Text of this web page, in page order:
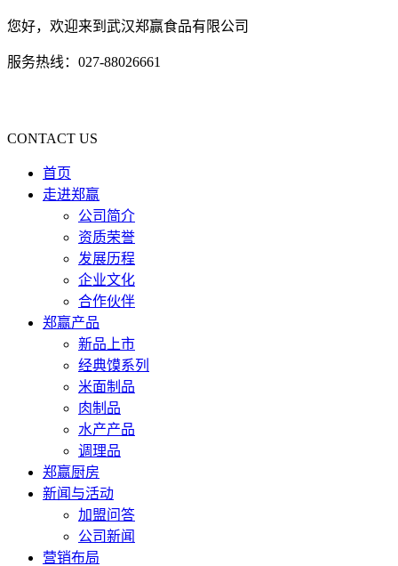
您好，欢迎来到武汉郑赢食品有限公司
服务热线：027-88026661
CONTACT US
首页
走进郑赢
公司简介
资质荣誉
发展历程
企业文化
合作伙伴
郑赢产品
新品上市
经典馍系列
米面制品
肉制品
水产产品
调理品
郑赢厨房
新闻与活动
加盟问答
公司新闻
营销布局